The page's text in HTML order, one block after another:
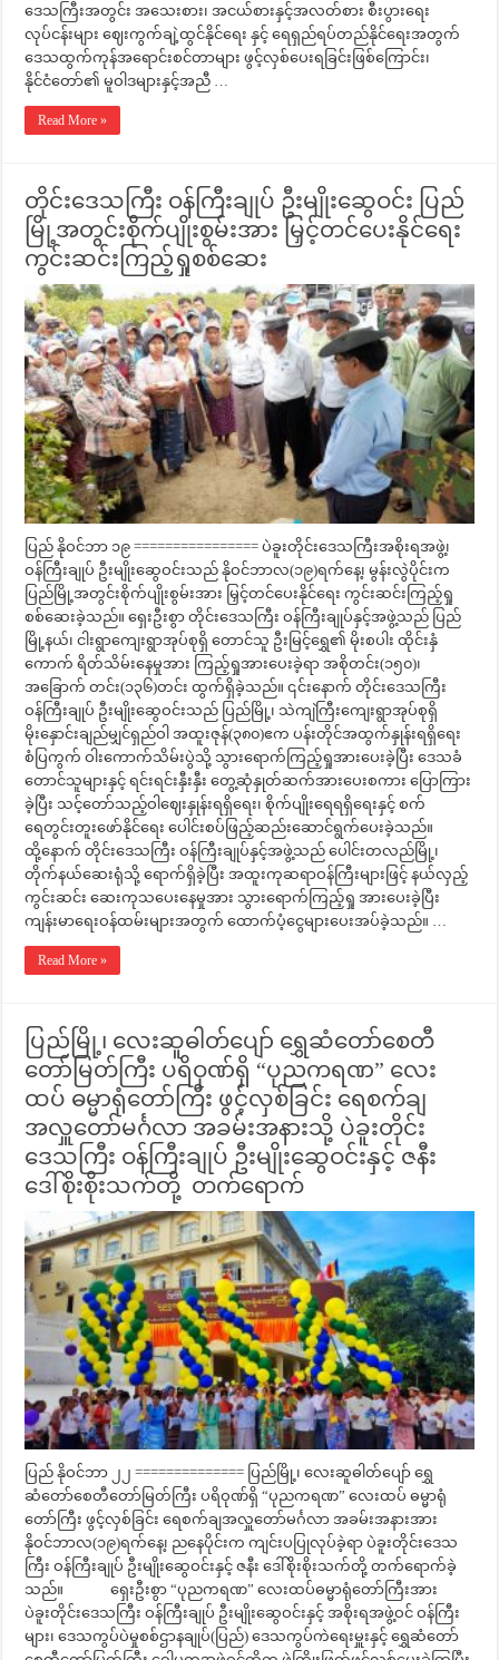
ဒေသကြီးအတွင်း အသေးစား၊ အငယ်စားနှင့်အလတ်စား စီးပွားရေး
လုပ်ငန်းများ ဈေးကွက်ချဲ့ထွင်နိုင်ရေး နှင့် ရေရှည်ရပ်တည်နိုင်ရေးအတွက်
ဒေသထွက်ကုန်အရောင်းစင်တာများ ဖွင့်လှစ်ပေးရခြင်းဖြစ်ကြောင်း၊
နိုင်ငံတော်၏ မူဝါဒများနှင့်အညီ …
Read More »
တိုင်းဒေသကြီး ဝန်ကြီးချုပ် ဦးမျိုးဆွေဝင်း ပြည်
မြို့အတွင်းစိုက်ပျိုးစွမ်းအား မြှင့်တင်ပေးနိုင်ရေး
ကွင်းဆင်းကြည့်ရှုစစ်ဆေး
ပြည် နိုဝင်ဘာ ၁၉ ================ ပဲခူးတိုင်းဒေသကြီးအစိုးရအဖွဲ့၊
ဝန်ကြီးချုပ် ဦးမျိုးဆွေဝင်းသည် နိုဝင်ဘာလ(၁၉)ရက်နေ့၊ မွန်းလွဲပိုင်းက
ပြည်မြို့အတွင်းစိုက်ပျိုးစွမ်းအား မြှင့်တင်ပေးနိုင်ရေး ကွင်းဆင်းကြည့်ရှု
စစ်ဆေးခဲ့သည်။ ရှေးဦးစွာ တိုင်းဒေသကြီး ဝန်ကြီးချုပ်နှင့်အဖွဲ့သည် ပြည်
မြို့နယ်၊ ငါးရွာကျေးရွာအုပ်စုရှိ တောင်သူ ဦးမြင့်ရွှေ၏ မိုးစပါး ထိုင်းနှံ
ကောက် ရိတ်သိမ်းနေမှုအား ကြည့်ရှုအားပေးခဲ့ရာ အစိုတင်း(၁၅၀)၊
အခြောက် တင်း(၁၃၆)တင်း ထွက်ရှိခဲ့သည်။ ၎င်းနောက် တိုင်းဒေသကြီး
ဝန်ကြီးချုပ် ဦးမျိုးဆွေဝင်းသည် ပြည်မြို့၊ သဲကျဲကြီးကျေးရွာအုပ်စုရှိ
မိုးနှောင်းချည်မျှင်ရှည်ဝါ အထူးဇုန်(၃၈၀)ဧက ပန်းတိုင်အထွက်နှုန်းရရှိရေး
စံပြကွက် ဝါးကောက်သိမ်းပွဲသို့ သွားရောက်ကြည့်ရှုအားပေးခဲ့ပြီး ဒေသခံ
တောင်သူများနှင့် ရင်းရင်းနှီးနှီး တွေ့ဆုံနှုတ်ဆက်အားပေးစကား ပြောကြား
ခဲ့ပြီး သင့်တော်သည့်ဝါဈေးနှုန်းရရှိရေး၊ စိုက်ပျိုးရေရရှိရေးနှင့် စက်
ရေတွင်းတူးဖော်နိုင်ရေး ပေါင်းစပ်ဖြည့်ဆည်းဆောင်ရွက်ပေးခဲ့သည်။
ထို့နောက် တိုင်းဒေသကြီး ဝန်ကြီးချုပ်နှင့်အဖွဲ့သည် ပေါင်းတလည်မြို့၊
တိုက်နယ်ဆေးရုံသို့ ရောက်ရှိခဲ့ပြီး အထူးကုဆရာဝန်ကြီးများဖြင့် နယ်လှည့်
ကွင်းဆင်း ဆေးကုသပေးနေမှုအား သွားရောက်ကြည့်ရှု အားပေးခဲ့ပြီး
ကျန်းမာရေးဝန်ထမ်းများအတွက် ထောက်ပံ့ငွေများပေးအပ်ခဲ့သည်။ …
Read More »
ပြည်မြို့၊ လေးဆူဓါတ်ပျော် ရွှေဆံတော်စေတီ
တော်မြတ်ကြီး ပရိဝုဏ်ရှိ “ပုညကရဏ” လေး
ထပ် ဓမ္မာရုံတော်ကြီး ဖွင့်လှစ်ခြင်း ရေစက်ချ
အလှူတော်မင်္ဂလာ အခမ်းအနားသို့ ပဲခူးတိုင်း
ဒေသကြီး ဝန်ကြီးချုပ် ဦးမျိုးဆွေဝင်းနှင့် ဇနီး
ဒေါ်စိုးစိုးသက်တို့ တက်ရောက်
ပြည် နိုဝင်ဘာ ၂၂ ============== ပြည်မြို့၊ လေးဆူဓါတ်ပျော် ရွှေ
ဆံတော်စေတီတော်မြတ်ကြီး ပရိဝုဏ်ရှိ “ပုညကရဏ” လေးထပ် ဓမ္မာရုံ
တော်ကြီး ဖွင့်လှစ်ခြင်း ရေစက်ချအလှူတော်မင်္ဂလာ အခမ်းအနားအား
နိုဝင်ဘာလ(၁၉)ရက်နေ့၊ ညနေပိုင်းက ကျင်းပပြုလုပ်ခဲ့ရာ ပဲခူးတိုင်းဒေသ
ကြီး ဝန်ကြီးချုပ် ဦးမျိုးဆွေဝင်းနှင့် ဇနီး ဒေါ်စိုးစိုးသက်တို့ တက်ရောက်ခဲ့
သည်။ ရှေးဦးစွာ “ပုညကရဏ” လေးထပ်ဓမ္မာရုံတော်ကြီးအား
ပဲခူးတိုင်းဒေသကြီး ဝန်ကြီးချုပ် ဦးမျိုးဆွေဝင်းနှင့် အစိုးရအဖွဲ့ဝင် ဝန်ကြီး
များ၊ ဒေသကွပ်ပဲမှုစစ်ဌာနချုပ်(ပြည်) ဒေသကွပ်ကဲရေးမှူးနှင့် ရွှေဆံတော်